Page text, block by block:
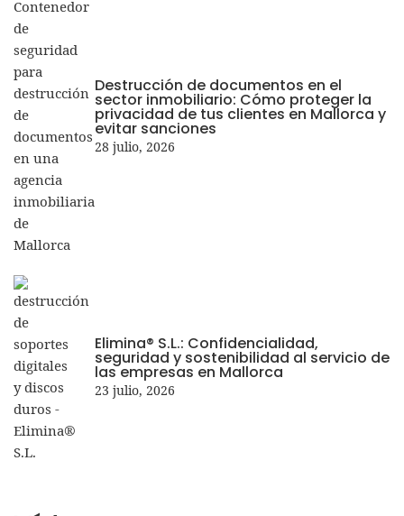
Destrucción de documentos en el
sector inmobiliario: Cómo proteger la
privacidad de tus clientes en Mallorca y
evitar sanciones
28 julio, 2026
Elimina® S.L.: Confidencialidad,
seguridad y sostenibilidad al servicio de
las empresas en Mallorca
23 julio, 2026